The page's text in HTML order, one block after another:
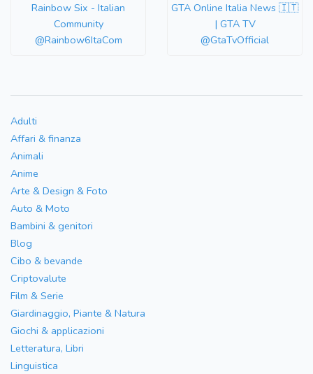
Rainbow Six - Italian
Community
@Rainbow6ItaCom
GTA Online Italia News 🇮🇹
| GTA TV
@GtaTvOfficial
Adulti
Affari & finanza
Animali
Anime
Arte & Design & Foto
Auto & Moto
Bambini & genitori
Blog
Cibo & bevande
Criptovalute
Film & Serie
Giardinaggio, Piante & Natura
Giochi & applicazioni
Letteratura, Libri
Linguistica